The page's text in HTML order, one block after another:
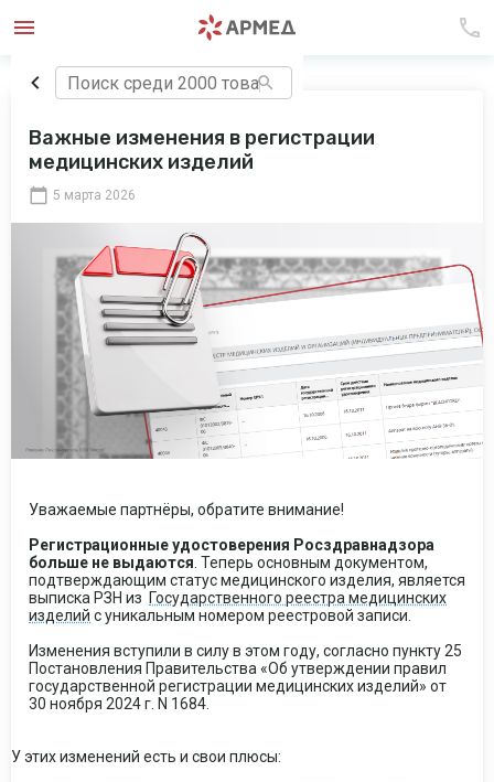
Важные изменения в регистрации
медицинских изделий
5 марта 2026
Уважаемые партнёры, обратите внимание!
Регистрационные удостоверения Росздравнадзора
больше не выдаются . Теперь основным документом,
подтверждающим статус медицинского изделия, является
выписка РЗН из Государственного реестра медицинских
изделий с уникальным номером реестровой записи.
Изменения вступили в силу в этом году, согласно пункту 25
Постановления Правительства «Об утверждении правил
государственной регистрации медицинских изделий» от
30 ноября 2024 г. N 1684.
У этих изменений есть и свои плюсы: